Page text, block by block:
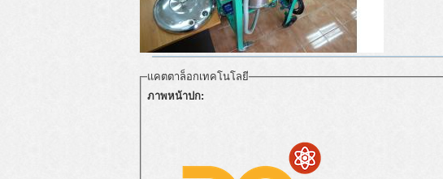
แคตตาล็อกเทคโนโลยี
ภาพหน้าปก: